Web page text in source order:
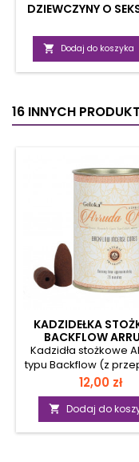
DZIEWCZYNY O
 Dodaj do koszyka
16 INNYCH
KADZIDEŁKA
BACKFLOW
GOLOKA
ZWROTNY)
Kadzidła stożkowe
typu Backflow (z
zwrotnym)
stożkowe
przeznaczone
użytkowania
kadzielniczkami
Cena
12,00 zł
 Dodaj do